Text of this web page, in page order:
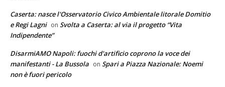
Caserta: nasce l'Osservatorio Civico Ambientale litorale Domitio
e Regi Lagni on Svolta a Caserta: al via il progetto “Vita
Indipendente”
DisarmiAMO Napoli: fuochi d'artificio coprono la voce dei
manifestanti - La Bussola on Spari a Piazza Nazionale: Noemi
non è fuori pericolo